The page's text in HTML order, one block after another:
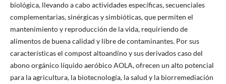
biológica, llevando a cabo actividades específicas, secuenciales
complementarias, sinérgicas y simbióticas, que permiten el
mantenimiento y reproducción de la vida, requiriendo de
alimentos de buena calidad y libre de contaminantes. Por sus
características el compost altoandino y sus derivados caso del
abono orgánico líquido aeróbico AOLA, ofrecen un alto potencial
para la agricultura, la biotecnología, la salud y la biorremediación